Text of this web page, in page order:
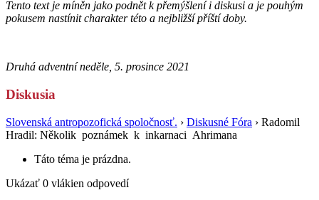
Tento text je míněn jako podnět k přemýšlení i diskusi a je pouhým
pokusem nastínit charakter této a nejbližší příští doby.
Druhá adventní neděle, 5. prosince 2021
Diskusia
Slovenská antropozofická spoločnosť. › Diskusné Fóra › Radomil
Hradil: Několik poznámek k inkarnaci Ahrimana
Táto téma je prázdna.
Ukázať 0 vlákien odpovedí